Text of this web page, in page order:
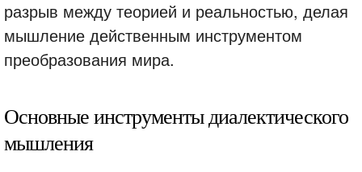
разрыв между теорией и реальностью, делая
мышление действенным инструментом
преобразования мира.
Основные инструменты диалектического
мышления